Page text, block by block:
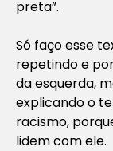
preta”.
Só faço esse
repetindo e
da esquerda,
explicando o
racismo,
lidem com ele.